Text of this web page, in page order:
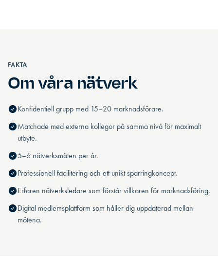
FAKTA
Om våra nätverk
Konfidentiell grupp med 15–20 marknadsförare.
Matchade med externa kollegor på samma nivå för maximalt
utbyte.
5–6 nätverksmöten per år.
Professionell facilitering och ett unikt sparringkoncept.
Erfaren nätverksledare som förstår villkoren för marknadsföring.
Digital medlemsplattform som håller dig uppdaterad mellan
mötena.